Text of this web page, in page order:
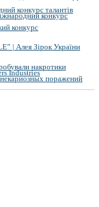
конкурс талантів
конкурс
конкурс
| Алея Зірок України
накротики
Industries
поражений